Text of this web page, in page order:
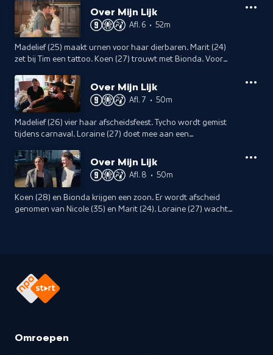
een urn uit.
Over Mijn Lijk
Afl. 6 • 52m
Madelief (25) maakt urnen voor haar dierbaren. Marit (24)
zet bij Tim een tattoo. Koen (27) trouwt met Bionda. Voor
Over Mijn Lijk
Afl. 7 • 50m
Madelief (26) vier haar afscheidsfeest. Tycho wordt gemist
tijdens carnaval. Loraine (27) doet mee aan een
Over Mijn Lijk
Afl. 8 • 50m
Koen (28) en Bionda krijgen een zoon. Er wordt afscheid
genomen van Nicole (35) en Marit (24). Loraine (27) wacht
Omroepen